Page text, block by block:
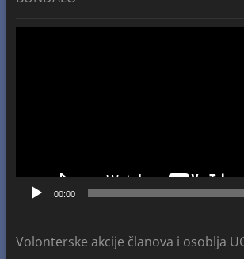
00:00
Volonterske akcije članova i osoblja